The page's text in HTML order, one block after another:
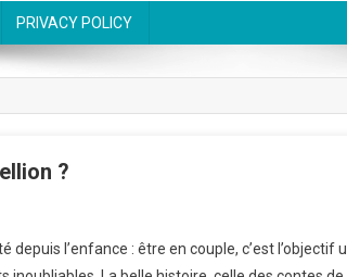
PRIVACY POLICY
?
depuis l’enfance : être en couple, c’est l’objectif